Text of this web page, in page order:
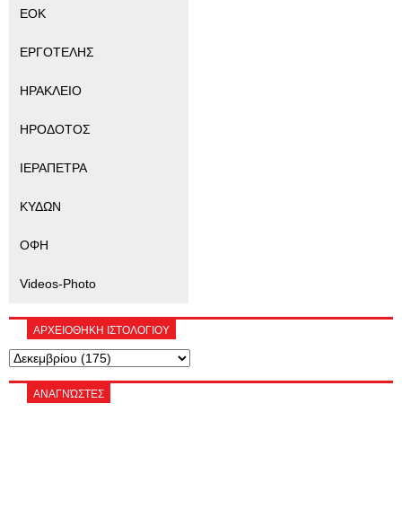
ΕΟΚ
ΕΡΓΟΤΕΛΗΣ
ΗΡΑΚΛΕΙΟ
ΗΡΟΔΟΤΟΣ
ΙΕΡΑΠΕΤΡΑ
ΚΥΔΩΝ
ΟΦΗ
Videos-Photo
ΑΡΧΕΙΟΘΗΚΗ ΙΣΤΟΛΟΓΙΟΥ
ΑΝΑΓΝΏΣΤΕΣ